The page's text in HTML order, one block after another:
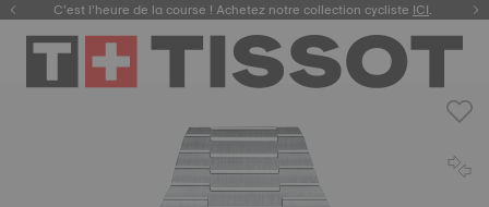
C’est l’heure de la course ! Achetez notre collection cycliste ICI.